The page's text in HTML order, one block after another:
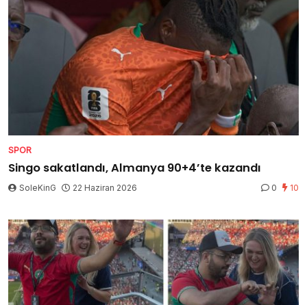
SPOR
Singo sakatlandı, Almanya 90+4’te kazandı
SoleKinG 22 Haziran 2026 0 10